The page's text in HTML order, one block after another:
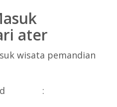
ater
wisata pemandian
: